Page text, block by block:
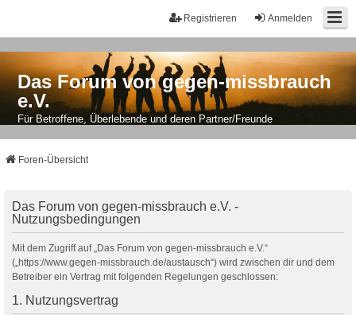
Anmelden
Registrieren
Das Forum von gegen-missbrauch
e.V.
Für Betroffene, Überlebende und deren Partner/Freunde
Foren-Übersicht
Das Forum von gegen-missbrauch e.V. -
Nutzungsbedingungen
Mit dem Zugriff auf „Das Forum von gegen-missbrauch e.V.“
(„https://www.gegen-missbrauch.de/austausch“) wird zwischen dir und dem
Betreiber ein Vertrag mit folgenden Regelungen geschlossen:
1. Nutzungsvertrag